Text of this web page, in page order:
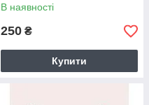
В наявності
250 ₴
Купити